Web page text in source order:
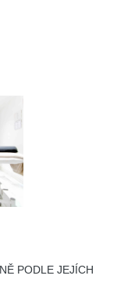
PODLE JEJÍCH